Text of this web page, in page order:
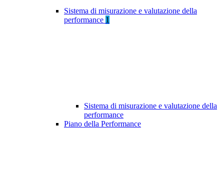
Sistema di misurazione e valutazione della
performance 1
Sistema di misurazione e valutazione della
performance
Piano della Performance